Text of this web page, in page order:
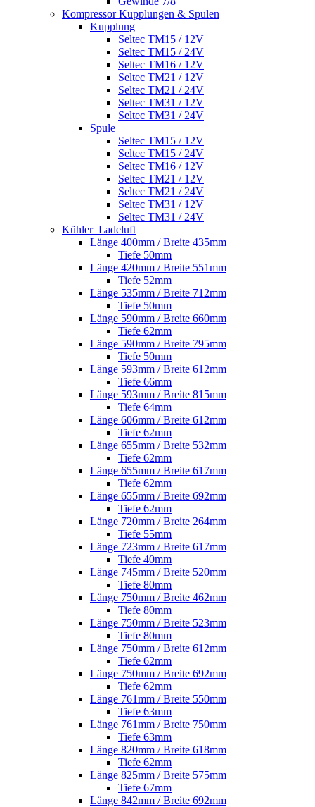
Kompressor Kupplungen & Spulen
Kupplung
Seltec TM15 / 12V
Seltec TM15 / 24V
Seltec TM16 / 12V
Seltec TM21 / 12V
Seltec TM21 / 24V
Seltec TM31 / 12V
Seltec TM31 / 24V
Spule
Seltec TM15 / 12V
Seltec TM15 / 24V
Seltec TM16 / 12V
Seltec TM21 / 12V
Seltec TM21 / 24V
Seltec TM31 / 12V
Seltec TM31 / 24V
Kühler_Ladeluft
Länge 400mm / Breite 435mm
Tiefe 50mm
Länge 420mm / Breite 551mm
Tiefe 52mm
Länge 535mm / Breite 712mm
Tiefe 50mm
Länge 590mm / Breite 660mm
Tiefe 62mm
Länge 590mm / Breite 795mm
Tiefe 50mm
Länge 593mm / Breite 612mm
Tiefe 66mm
Länge 593mm / Breite 815mm
Tiefe 64mm
Länge 606mm / Breite 612mm
Tiefe 62mm
Länge 655mm / Breite 532mm
Tiefe 62mm
Länge 655mm / Breite 617mm
Tiefe 62mm
Länge 655mm / Breite 692mm
Tiefe 62mm
Länge 720mm / Breite 264mm
Tiefe 55mm
Länge 723mm / Breite 617mm
Tiefe 40mm
Länge 745mm / Breite 520mm
Tiefe 80mm
Länge 750mm / Breite 462mm
Tiefe 80mm
Länge 750mm / Breite 523mm
Tiefe 80mm
Länge 750mm / Breite 612mm
Tiefe 62mm
Länge 750mm / Breite 692mm
Tiefe 62mm
Länge 761mm / Breite 550mm
Tiefe 63mm
Länge 761mm / Breite 750mm
Tiefe 63mm
Länge 820mm / Breite 618mm
Tiefe 62mm
Länge 825mm / Breite 575mm
Tiefe 67mm
Länge 842mm / Breite 692mm